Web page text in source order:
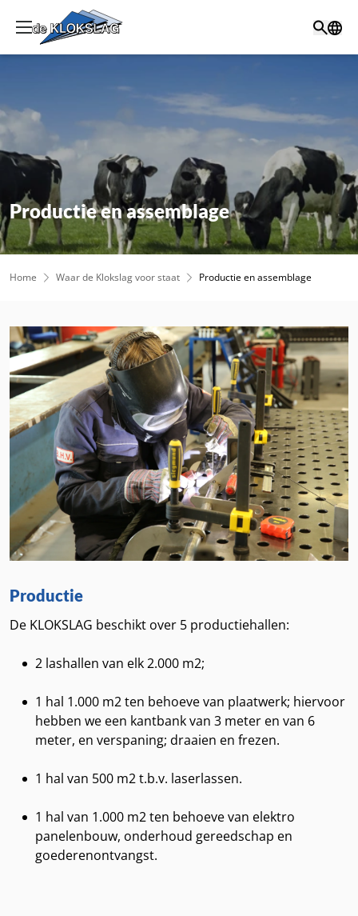
Productie en assemblage
Home Waar de Klokslag voor staat Productie en assemblage
Productie
De KLOKSLAG beschikt over 5 productiehallen:
2 lashallen van elk 2.000 m2;
1 hal 1.000 m2 ten behoeve van plaatwerk; hiervoor
hebben we een kantbank van 3 meter en van 6
meter, en verspaning; draaien en frezen.
1 hal van 500 m2 t.b.v. laserlassen.
1 hal van 1.000 m2 ten behoeve van elektro
panelenbouw, onderhoud gereedschap en
goederenontvangst.